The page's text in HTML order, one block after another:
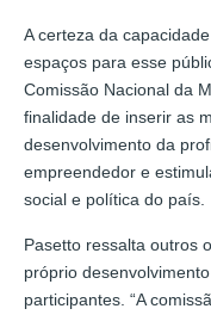
A certeza da
espaços para esse
Comissão Nacional da
finalidade de inserir as
desenvolvimento da
empreendedor e
social e política do país.
Pasetto ressalta outros
próprio
participantes. “A